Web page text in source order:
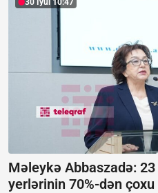
30 İyul 10:47
Məleykə Abbaszadə:
yerlərinin 70%-dən çoxu